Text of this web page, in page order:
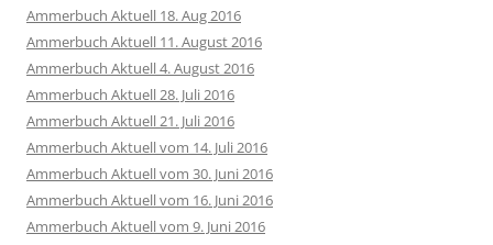
Ammerbuch Aktuell 18. Aug 2016
Ammerbuch Aktuell 11. August 2016
Ammerbuch Aktuell 4. August 2016
Ammerbuch Aktuell 28. Juli 2016
Ammerbuch Aktuell 21. Juli 2016
Ammerbuch Aktuell vom 14. Juli 2016
Ammerbuch Aktuell vom 30. Juni 2016
Ammerbuch Aktuell vom 16. Juni 2016
Ammerbuch Aktuell vom 9. Juni 2016